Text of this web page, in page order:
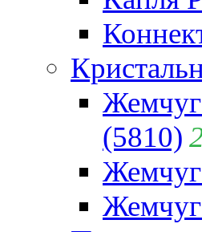
(5810)